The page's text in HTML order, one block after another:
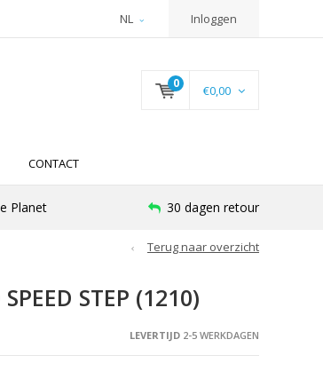
NL Inloggen
0 €0,00
CONTACT
Planet 30 dagen retour
Terug naar overzicht
STEP (1210)
LEVERTIJD2-5 WERKDAGEN